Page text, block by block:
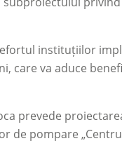
instituțiilor
care va aduce
prevede
pompare